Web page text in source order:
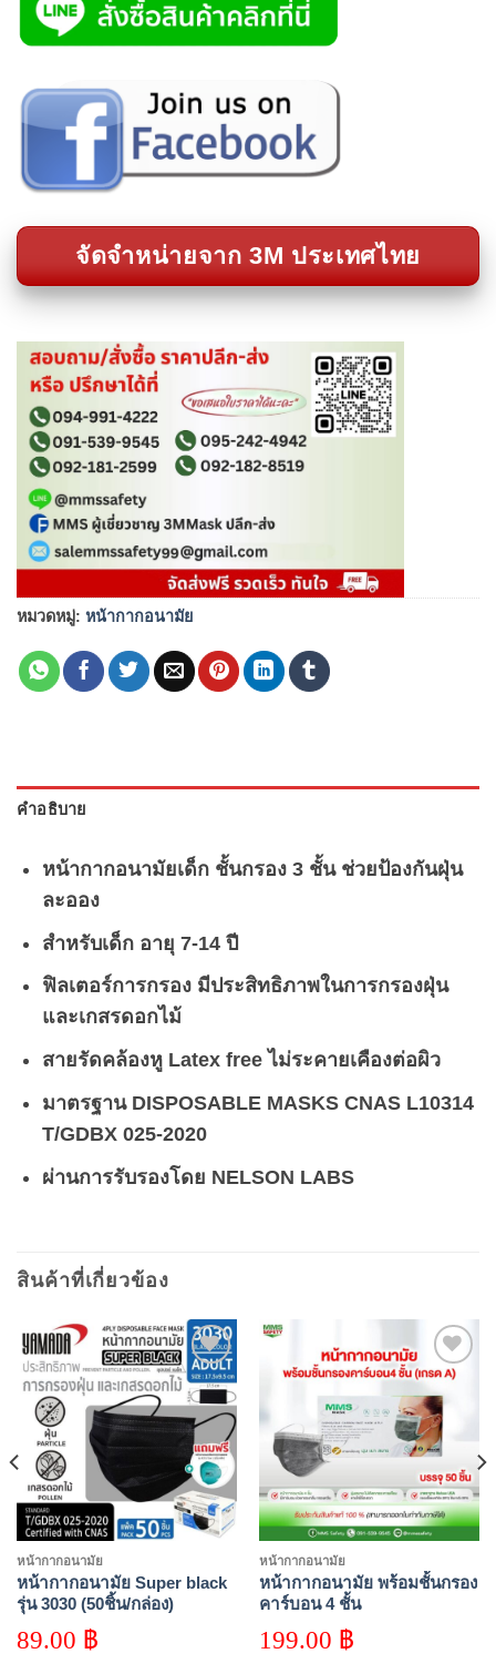
จัดจำหน่ายจาก 3M ประเทศไทย
หมวดหมู่: หน้ากากอนามัย
คำอธิบาย
หน้ากากอนามัยเด็ก ชั้นกรอง 3 ชั้น ช่วยป้องกันฝุ่น
ละออง
สำหรับเด็ก อายุ 7-14 ปี
ฟิลเตอร์การกรอง มีประสิทธิภาพในการกรองฝุ่น
และเกสรดอกไม้
สายรัดคล้องหู Latex free ไม่ระคายเคืองต่อผิว
มาตรฐาน DISPOSABLE MASKS CNAS L10314
T/GDBX 025-2020
ผ่านการรับรองโดย NELSON LABS
สินค้าที่เกี่ยวข้อง
Add to
wishlist
หน้ากากอนามัย
หน้ากากอนามัย Super black
รุ่น 3030 (50ชิ้น/กล่อง)
89.00 ฿
Add to
wishlist
หน้ากากอนามัย
หน้ากากอนามัย พร้อมชั้นกรอง
คาร์บอน 4 ชั้น
199.00 ฿